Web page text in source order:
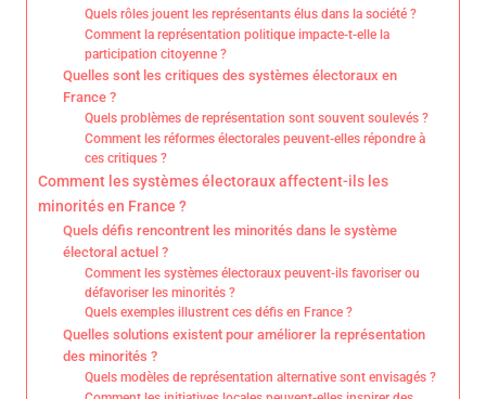
Quels rôles jouent les représentants élus dans la société ?
Comment la représentation politique impacte-t-elle la
participation citoyenne ?
Quelles sont les critiques des systèmes électoraux en
France ?
Quels problèmes de représentation sont souvent soulevés ?
Comment les réformes électorales peuvent-elles répondre à
ces critiques ?
Comment les systèmes électoraux affectent-ils les
minorités en France ?
Quels défis rencontrent les minorités dans le système
électoral actuel ?
Comment les systèmes électoraux peuvent-ils favoriser ou
défavoriser les minorités ?
Quels exemples illustrent ces défis en France ?
Quelles solutions existent pour améliorer la représentation
des minorités ?
Quels modèles de représentation alternative sont envisagés ?